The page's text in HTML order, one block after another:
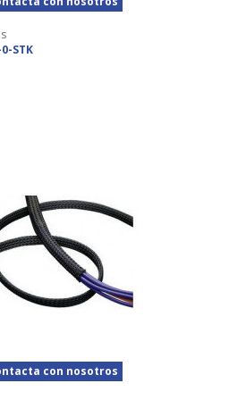
STK
con nosotros